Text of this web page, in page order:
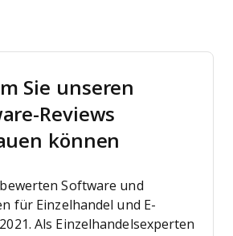
Sie unseren
Reviews
können
Software und
für Einzelhandel und E-
Als Einzelhandelsexperten